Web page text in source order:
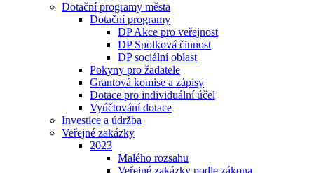
Dotační programy města
Dotační programy
DP Akce pro veřejnost
DP Spolková činnost
DP sociální oblast
Pokyny pro žadatele
Grantová komise a zápisy
Dotace pro individuální účel
Vyúčtování dotace
Investice a údržba
Veřejné zakázky
2023
Malého rozsahu
Veřejné zakázky podle zákona